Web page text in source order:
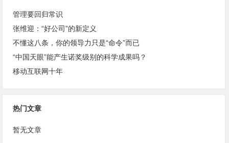
管理要回归常识
张维迎：“好公司”的新定义
不懂这八条，你的领导力只是“命令”而已
“中国天眼”能产生诺奖级别的科学成果吗？
移动互联网十年
热门文章
暂无文章